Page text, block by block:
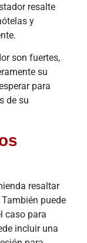
resalte
y
son fuertes,
su
para
de su
resaltar
puede
caso para
incluir una